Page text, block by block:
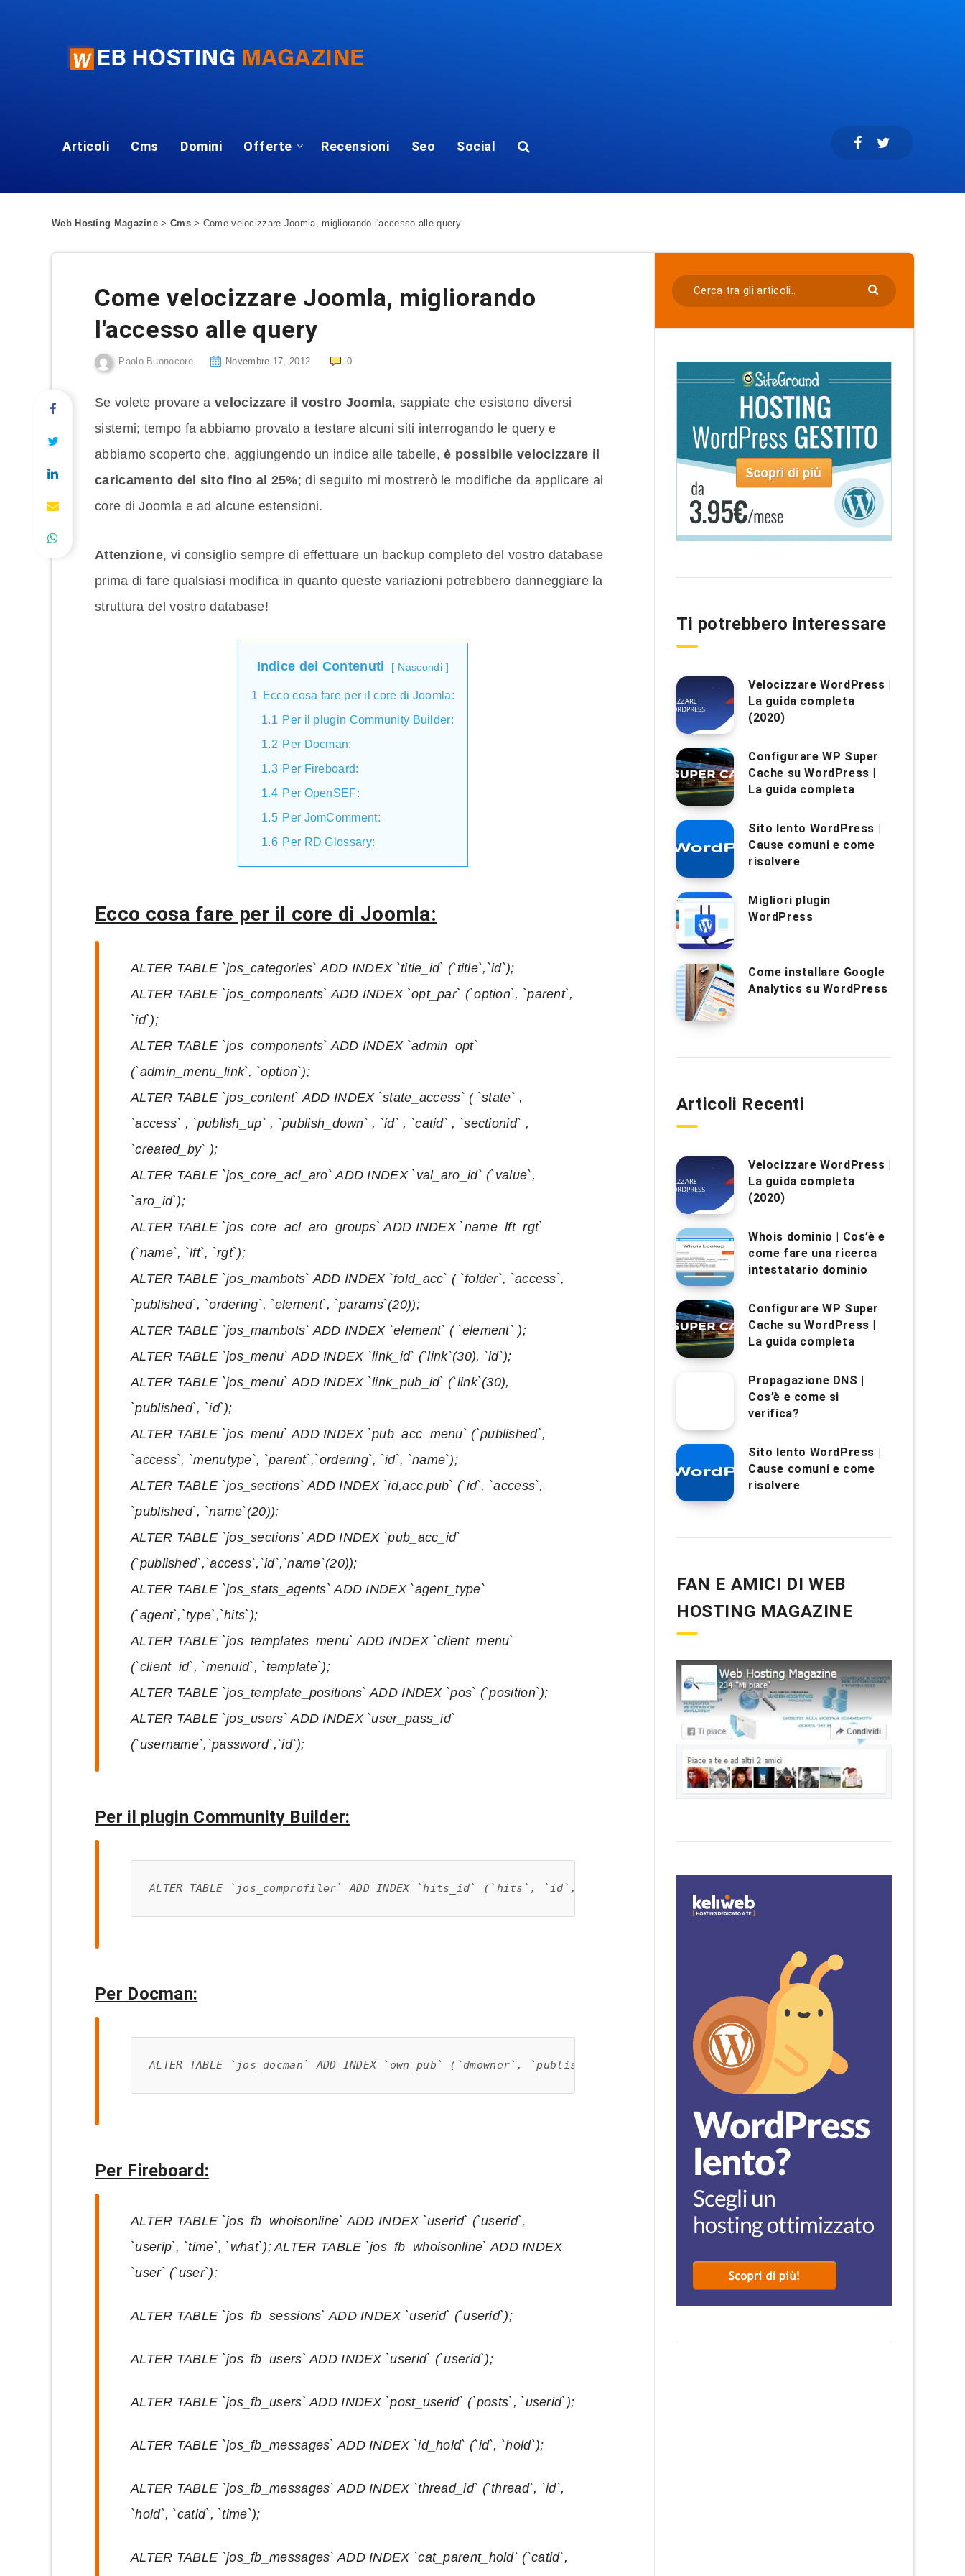
Articoli Cms Domini Offerte Recensioni Seo Social
Web Hosting Magazine > Cms> Come velocizzare Joomla, migliorando l'accesso alle query
Come velocizzare Joomla, migliorando
l'accesso alle query
Paolo Buonocore Novembre 17, 2012 0
Se volete provare a velocizzare il vostro Joomla, sappiate che esistono diversi
sistemi; tempo fa abbiamo provato a testare alcuni siti interrogando le query e
abbiamo scoperto che, aggiungendo un indice alle tabelle,è possibile velocizzare il
caricamento del sito fino al 25%; di seguito mi mostrerò le modifiche da applicare al
core di Joomla e ad alcune estensioni.
Attenzione, vi consiglio sempre di effettuare un backup completo del vostro database
prima di fare qualsiasi modifica in quanto queste variazioni potrebbero danneggiare la
struttura del vostro database!
Indice dei Contenuti Nascondi
1 Ecco cosa fare per il core di Joomla:
1.1 Per il plugin Community Builder:
1.2 Per Docman:
1.3 Per Fireboard:
1.4 Per OpenSEF:
1.5 Per JomComment:
1.6 Per RD Glossary:
Ecco cosa fare per il core di Joomla:
ALTER TABLE `jos_categories` ADD INDEX `title_id` (`title`,`id`);
ALTER TABLE `jos_components` ADD INDEX `opt_par` (`option`, `parent`,
`id`);
ALTER TABLE `jos_components` ADD INDEX `admin_opt`
(`admin_menu_link`, `option`);
ALTER TABLE `jos_content` ADD INDEX `state_access` ( `state` ,
`access` , `publish_up` , `publish_down` , `id` , `catid` , `sectionid` ,
`created_by` );
ALTER TABLE `jos_core_acl_aro` ADD INDEX `val_aro_id` (`value`,
`aro_id`);
ALTER TABLE `jos_core_acl_aro_groups` ADD INDEX `name_lft_rgt`
(`name`, `lft`, `rgt`);
ALTER TABLE `jos_mambots` ADD INDEX `fold_acc` ( `folder`, `access`,
`published`, `ordering`, `element`, `params`(20));
ALTER TABLE `jos_mambots` ADD INDEX `element` ( `element` );
ALTER TABLE `jos_menu` ADD INDEX `link_id` (`link`(30), `id`);
ALTER TABLE `jos_menu` ADD INDEX `link_pub_id` (`link`(30),
`published`, `id`);
ALTER TABLE `jos_menu` ADD INDEX `pub_acc_menu` (`published`,
`access`, `menutype`, `parent`,`ordering`, `id`, `name`);
ALTER TABLE `jos_sections` ADD INDEX `id,acc,pub` (`id`, `access`,
`published`, `name`(20));
ALTER TABLE `jos_sections` ADD INDEX `pub_acc_id`
(`published`,`access`,`id`,`name`(20));
ALTER TABLE `jos_stats_agents` ADD INDEX `agent_type`
(`agent`,`type`,`hits`);
ALTER TABLE `jos_templates_menu` ADD INDEX `client_menu`
(`client_id`, `menuid`, `template`);
ALTER TABLE `jos_template_positions` ADD INDEX `pos` (`position`);
ALTER TABLE `jos_users` ADD INDEX `user_pass_id`
(`username`,`password`,`id`);
Per il plugin Community Builder:
ALTER TABLE `jos_comprofiler` ADD INDEX `hits_id` (`hits`, `id`, `user_id`);
Per Docman:
ALTER TABLE `jos_docman` ADD INDEX `own_pub` (`dmowner`, `published`, `approved`, `catid`, `id`);
Per Fireboard:
ALTER TABLE `jos_fb_whoisonline` ADD INDEX `userid` (`userid`,
`userip`, `time`, `what`); ALTER TABLE `jos_fb_whoisonline` ADD INDEX
`user` (`user`);
ALTER TABLE `jos_fb_sessions` ADD INDEX `userid` (`userid`);
ALTER TABLE `jos_fb_users` ADD INDEX `userid` (`userid`);
ALTER TABLE `jos_fb_users` ADD INDEX `post_userid` (`posts`, `userid`);
ALTER TABLE `jos_fb_messages` ADD INDEX `id_hold` (`id`, `hold`);
ALTER TABLE `jos_fb_messages` ADD INDEX `thread_id` (`thread`, `id`,
`hold`, `catid`, `time`);
ALTER TABLE `jos_fb_messages` ADD INDEX `cat_parent_hold` (`catid`,
Ti potrebbero interessare
Velocizzare WordPress |
La guida completa
(2020)
Configurare WP Super
Cache su WordPress |
La guida completa
Sito lento WordPress |
Cause comuni e come
risolvere
Migliori plugin
WordPress
Come installare Google
Analytics su WordPress
Articoli Recenti
Velocizzare WordPress |
La guida completa
(2020)
Whois dominio | Cos’è e
come fare una ricerca
intestatario dominio
Configurare WP Super
Cache su WordPress |
La guida completa
Propagazione DNS |
Cos’è e come si
verifica?
Sito lento WordPress |
Cause comuni e come
risolvere
FAN E AMICI DI WEB
HOSTING MAGAZINE